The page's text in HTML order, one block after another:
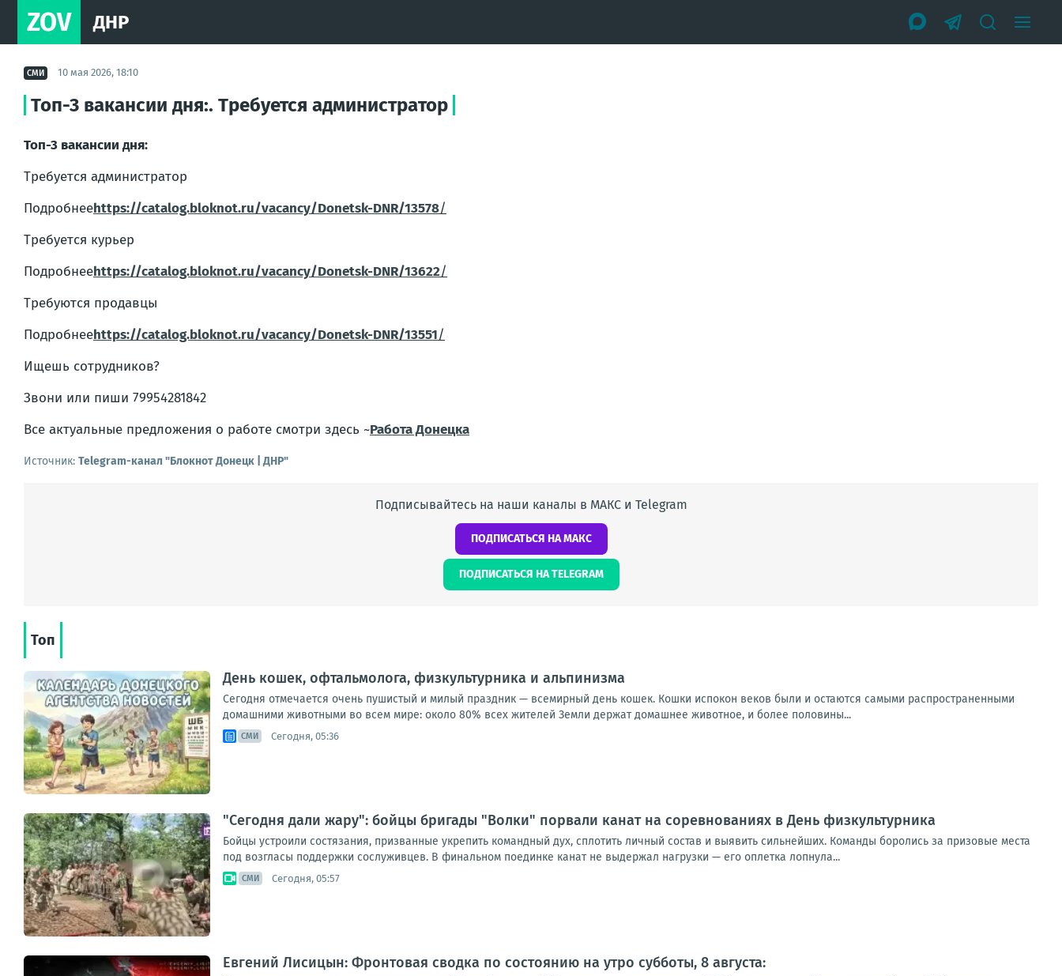
ZOV ДНР
СМИ 10 мая 2026, 18:10
Топ-3 вакансии дня:. Требуется администратор
Топ-3 вакансии дня:
Требуется администратор
Подробнееhttps://catalog.bloknot.ru/vacancy/Donetsk-DNR/13578/
Требуется курьер
Подробнееhttps://catalog.bloknot.ru/vacancy/Donetsk-DNR/13622/
Требуются продавцы
Подробнееhttps://catalog.bloknot.ru/vacancy/Donetsk-DNR/13551/
Ищешь сотрудников?
Звони или пиши 79954281842
Все актуальные предложения о работе смотри здесь ~Работа Донецка
Источник: Telegram-канал "Блокнот Донецк | ДНР"
Подписывайтесь на наши каналы в МАКС и Telegram
ПОДПИСАТЬСЯ НА МАКС
ПОДПИСАТЬСЯ НА TELEGRAM
Топ
День кошек, офтальмолога, физкультурника и альпинизма
Сегодня отмечается очень пушистый и милый праздник — всемирный день кошек. Кошки испокон веков были и остаются самыми распространенными
домашними животными во всем мире: около 80% всех жителей Земли держат домашнее животное, и более половины...
СМИ Сегодня, 05:36
"Сегодня дали жару": бойцы бригады "Волки" порвали канат на соревнованиях в День физкультурника
Бойцы устроили состязания, призванные укрепить командный дух, сплотить личный состав и выявить сильнейших. Команды боролись за призовые места
под возгласы поддержки сослуживцев. В финальном поединке канат не выдержал нагрузки — его оплетка лопнула...
СМИ Сегодня, 05:57
Евгений Лисицын: Фронтовая сводка по состоянию на утро субботы, 8 августа: